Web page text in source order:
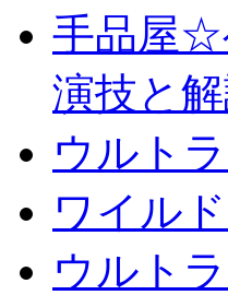
手品屋☆
演技と解
ウルト
ワイル
ウルト